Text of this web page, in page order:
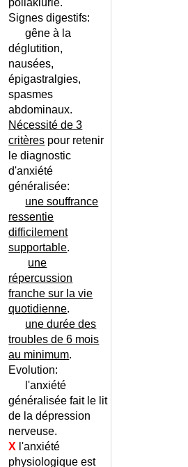
OPTIQUE
CONSEILS
DE)
DE)
DE)
pollakiurie.
Signes digestifs:
gêne à la
déglutition,
nausées,
épigastralgies,
spasmes
abdominaux.
Nécessité de 3
critères pour retenir
le diagnostic
d'anxiété
généralisée:
une souffrance
ressentie
difficilement
supportable.
une
répercussion
franche sur la vie
quotidienne.
une durée des
troubles de 6 mois
au minimum.
Evolution:
l'anxiété
généralisée fait le lit
de la dépression
nerveuse.
X l'anxiété
physiologique est